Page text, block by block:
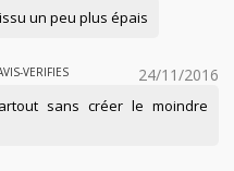
un peu plus épais
VERIFIES 24/11/2016
sans créer le moindre